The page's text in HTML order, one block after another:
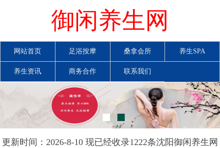
御闲养生网
网站首页 足浴按摩 桑拿会所 养生SPA
养生资讯 商务合作 联系我们
更新时间：2026-8-10 现已经收录1222条沈阳御闲养生网